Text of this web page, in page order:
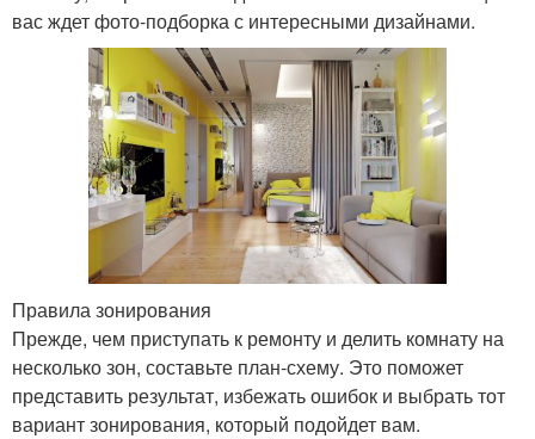
вас ждет фото-подборка с интересными дизайнами.
Правила зонирования
Прежде, чем приступать к ремонту и делить комнату на
несколько зон, составьте план-схему. Это поможет
представить результат, избежать ошибок и выбрать тот
вариант зонирования, который подойдет вам.